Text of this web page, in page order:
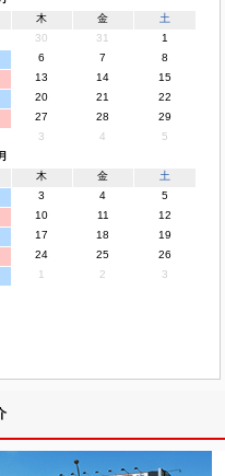
木 金
土
30 31
1
6 7
8
13 14
15
20 21
22
27 28
29
3 4
5
木 金
土
3 4
5
10 11
12
17 18
19
24 25
26
1 2 3